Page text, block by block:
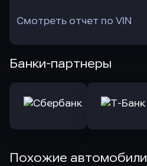
Смотреть отчет по VIN
Банки-партнеры
Похожие автомобили